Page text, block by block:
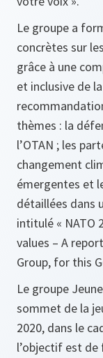
Le groupe a
concrètes sur
grâce à une
et inclusive de
thèmes : la
l’OTAN ; les
changement
émergentes et
détaillées dans
intitulé « NATO
values – A
Group, for this
Le groupe
sommet de la
2020, dans le
l’objectif est de